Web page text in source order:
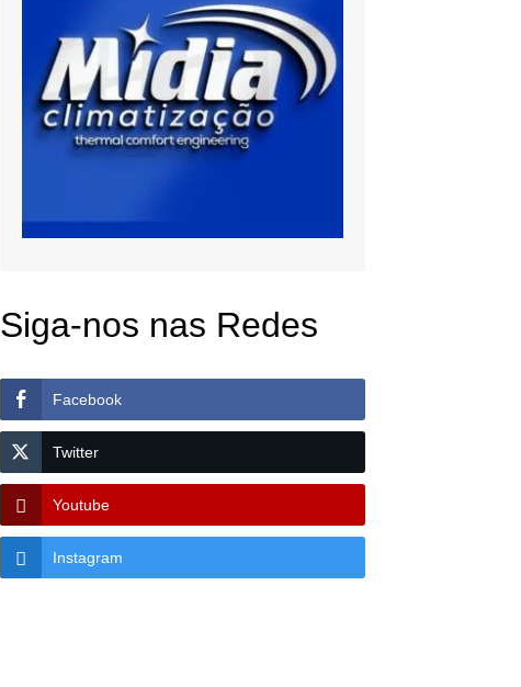
Siga-nos nas Redes
Facebook
Twitter
Youtube
Instagram